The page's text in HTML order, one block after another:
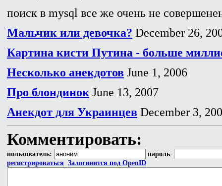
поиск в mysql все же очень не
Мальчик или девочка? December 26,
Картина кисти Путина - больше
Несколько анекдотов June 1, 2006
Про блондинок June 13, 2007
Анекдот для Украинцев December 3,
Комментировать:
пользователь: пароль:
регистрироваться Залогинится под OpenID